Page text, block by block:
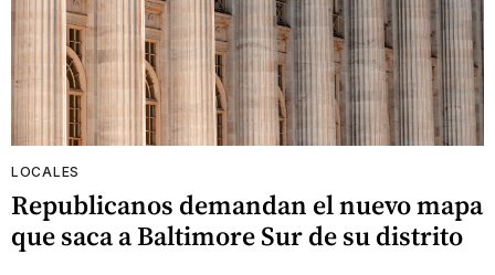
LOCALES
Republicanos demandan el nuevo mapa
que saca a Baltimore Sur de su distrito